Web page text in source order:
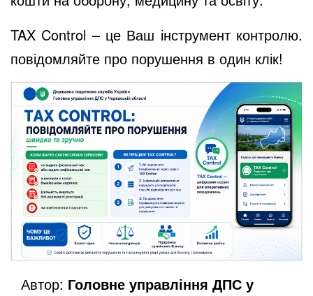
TAX Control – це Ваш інструмент контролю.
повідомляйте про порушення в один клік!
Автор: Головне управління ДПС у